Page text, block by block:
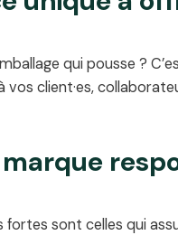
qui pousse ?
vos client·es,
fortes sont celles qui